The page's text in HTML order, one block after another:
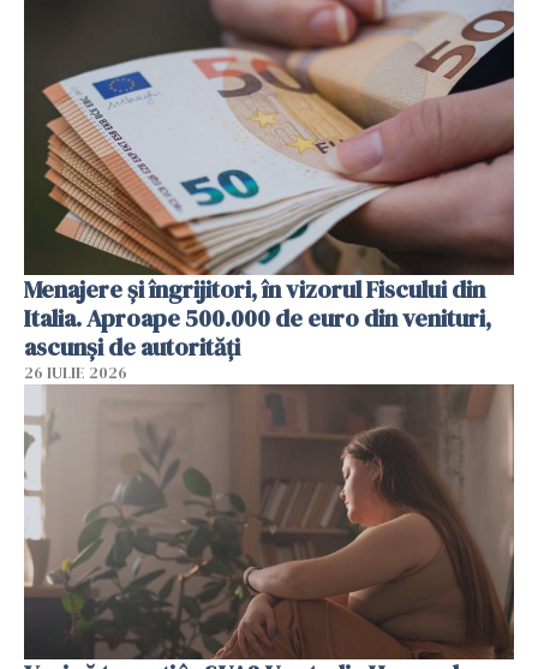
Menajere și îngrijitori, în vizorul Fiscului din
Italia. Aproape 500.000 de euro din venituri,
ascunși de autorități
26 IULIE 2026